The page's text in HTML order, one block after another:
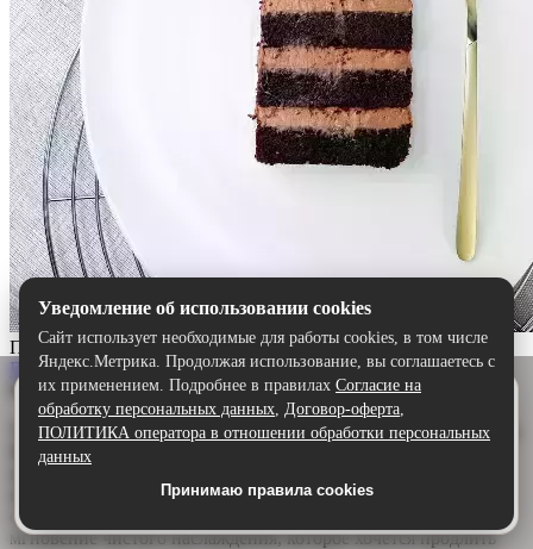
Прага
Выбрать
Описание:
Торт «Прага» — шоколадный шедевр для истинных гурманов.
Воздушный бисквит, щедро пропитанный ароматным
нежный сливочно-шоколадный крем обволакивает язык,
создавая идеальную гармонию. Каждый кусочек — это
мгновение чистого наслаждения, которое хочется продлить
Удобнее в приложении
Скачайте приложение — быстрее и комфортнее,
чем через сайт.
Скачать в Google Play
Уведомление об использовании cookies
Сайт использует необходимые для работы cookies, в том числе
Яндекс.Метрика. Продолжая использование, вы соглашаетесь с
их применением. Подробнее в правилах Согласие на
обработку персональных данных, Договор-оферта,
ПОЛИТИКА оператора в отношении обработки персональных
данных
Принимаю правила cookies